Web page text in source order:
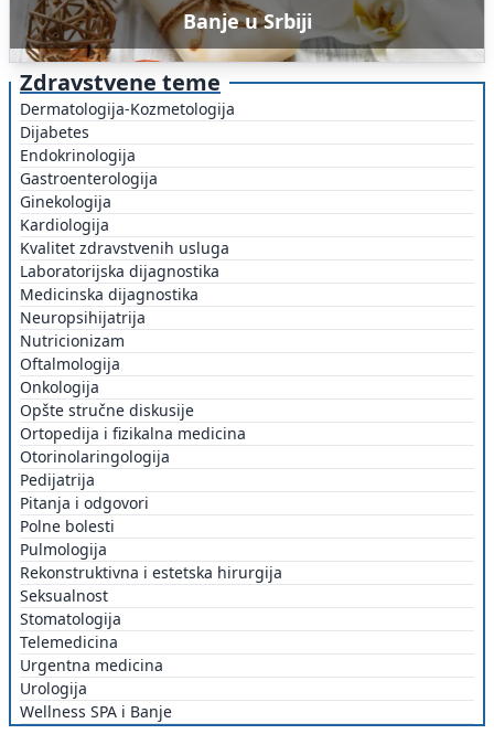
Banje u Srbiji
Zdravstvene teme
Dermatologija-Kozmetologija
Dijabetes
Endokrinologija
Gastroenterologija
Ginekologija
Kardiologija
Kvalitet zdravstvenih usluga
Laboratorijska dijagnostika
Medicinska dijagnostika
Neuropsihijatrija
Nutricionizam
Oftalmologija
Onkologija
Opšte stručne diskusije
Ortopedija i fizikalna medicina
Otorinolaringologija
Pedijatrija
Pitanja i odgovori
Polne bolesti
Pulmologija
Rekonstruktivna i estetska hirurgija
Seksualnost
Stomatologija
Telemedicina
Urgentna medicina
Urologija
Wellness SPA i Banje